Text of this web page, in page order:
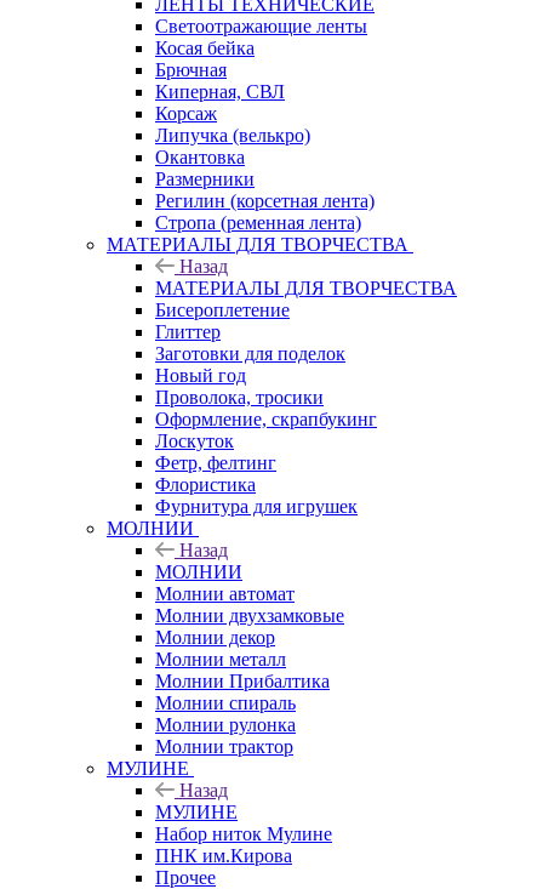
ЛЕНТЫ ТЕХНИЧЕСКИЕ
Светоотражающие ленты
Косая бейка
Брючная
Киперная, СВЛ
Корсаж
Липучка (велькро)
Окантовка
Размерники
Регилин (корсетная лента)
Стропа (ременная лента)
МАТЕРИАЛЫ ДЛЯ ТВОРЧЕСТВА
Назад
МАТЕРИАЛЫ ДЛЯ ТВОРЧЕСТВА
Бисероплетение
Глиттер
Заготовки для поделок
Новый год
Проволока, тросики
Оформление, скрапбукинг
Лоскуток
Фетр, фелтинг
Флористика
Фурнитура для игрушек
МОЛНИИ
Назад
МОЛНИИ
Молнии автомат
Молнии двухзамковые
Молнии декор
Молнии металл
Молнии Прибалтика
Молнии спираль
Молнии рулонка
Молнии трактор
МУЛИНЕ
Назад
МУЛИНЕ
Набор ниток Мулине
ПНК им.Кирова
Прочее